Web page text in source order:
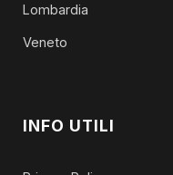
Lombardia
Veneto
INFO UTILI